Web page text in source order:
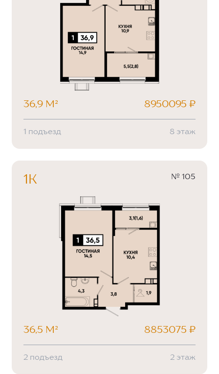
36,9 М² 8950095 ₽
1 подъезд 8 этаж
1К № 105
36,5 М² 8853075 ₽
2 подъезд 2 этаж